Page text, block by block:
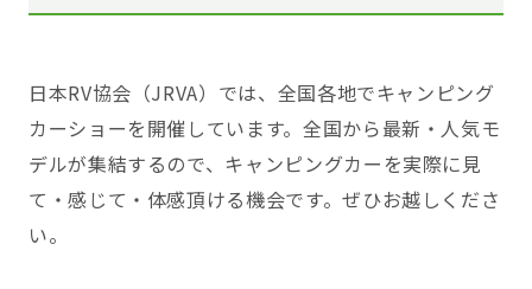
日本RV協会（JRVA）では、全国各地でキャンピング
カーショーを開催しています。全国から最新・人気モ
デルが集結するので、キャンピングカーを実際に見
て・感じて・体感頂ける機会です。ぜひお越しくださ
い。